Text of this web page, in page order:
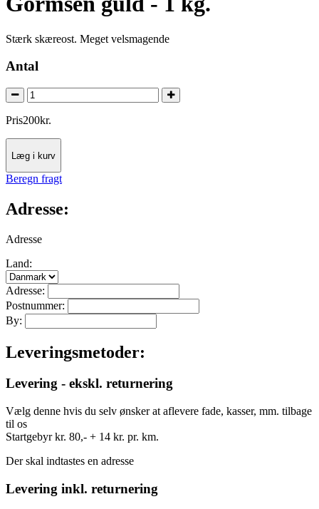
Stærk skæreost. Meget velsmagende
Antal
Pris200kr.
Læg i kurv
Beregn fragt
Adresse:
Adresse
Land:
Adresse:
Postnummer:
By:
Leveringsmetoder:
Levering - ekskl. returnering
Vælg denne hvis du selv ønsker at aflevere fade, kasser, mm. tilbage
til os
Startgebyr kr. 80,- + 14 kr. pr. km.
Der skal indtastes en adresse
Levering inkl. returnering